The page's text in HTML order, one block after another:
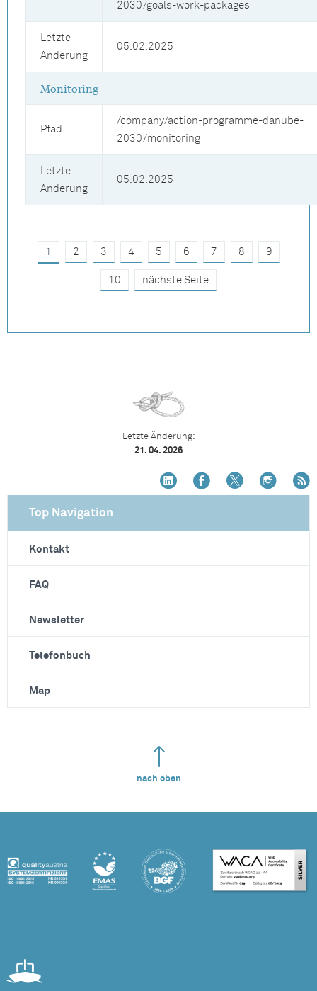
2030/goals-work-packages
Letzte
Änderung
05.02.2025
Monitoring
Pfad
/company/action-programme-danube-
2030/monitoring
Letzte
Änderung
05.02.2025
1 2 3 4 5 6 7 8 9
10 nächste Seite
Letzte Änderung:
21. 04. 2026
Top Navigation
Kontakt
FAQ
Newsletter
Telefonbuch
Map
nach oben